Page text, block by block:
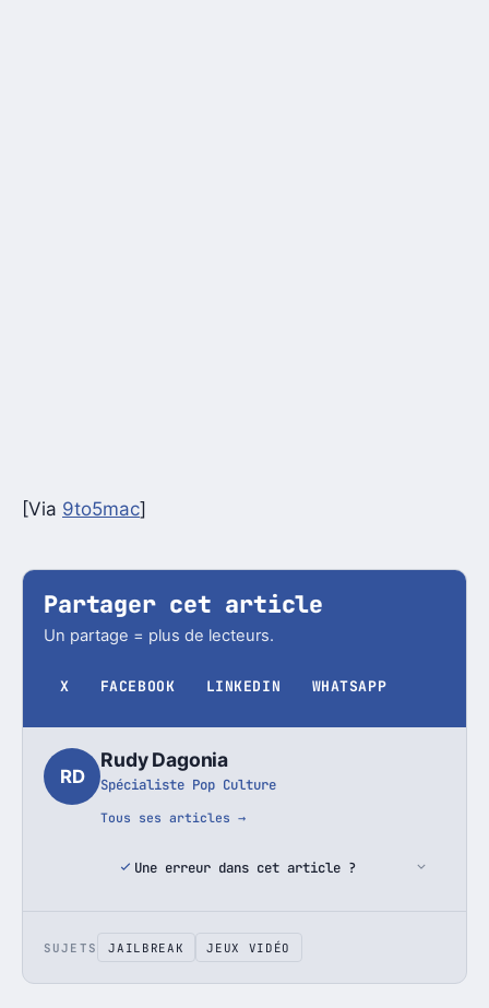
[Via 9to5mac]
Partager cet article
Un partage = plus de lecteurs.
X FACEBOOK LINKEDIN WHATSAPP
RD
Rudy Dagonia
Spécialiste Pop Culture
Tous ses articles →
Une erreur dans cet article ?
SUJETS JAILBREAK JEUX VIDÉO